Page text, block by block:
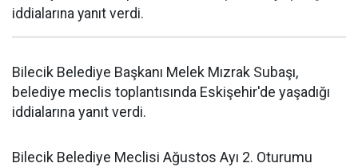
iddialarına yanıt verdi.
Bilecik Belediye Başkanı Melek Mızrak Subaşı,
belediye meclis toplantısında Eskişehir'de yaşadığı
iddialarına yanıt verdi.
Bilecik Belediye Meclisi Ağustos Ayı 2. Oturumu